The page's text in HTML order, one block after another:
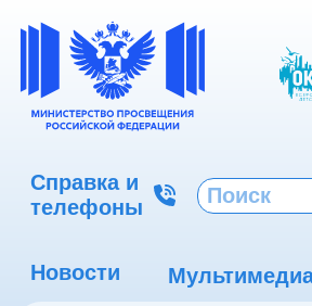
Справка и
телефоны
Новости